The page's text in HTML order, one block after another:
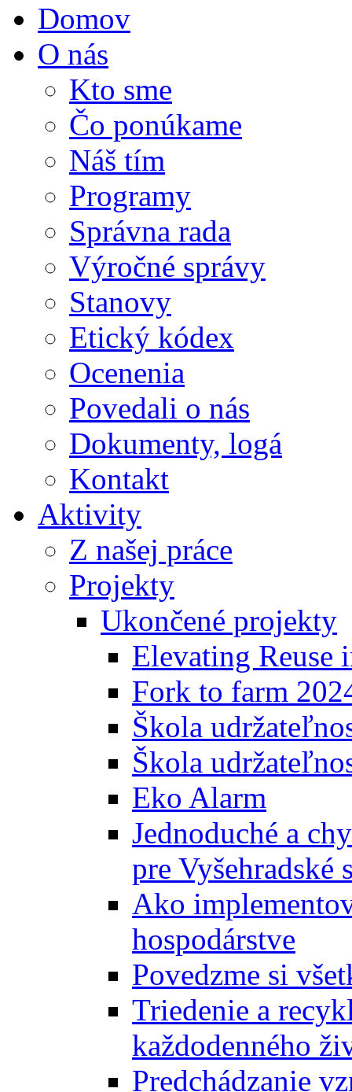
Domov
O nás
Kto sme
Čo ponúkame
Náš tím
Programy
Správna rada
Výročné správy
Stanovy
Etický kódex
Ocenenia
Povedali o nás
Dokumenty, logá
Kontakt
Aktivity
Z našej práce
Projekty
Ukončené projekty
Elevating Reuse
Fork to farm
Škola
Škola
Eko Alarm
Jednoduché a
pre Vyšehradské
Ako
hospodárstve
Povedzme si
Triedenie a
každodenného
Predchádzanie